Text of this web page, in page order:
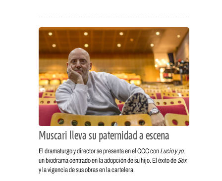
Muscari lleva su paternidad a escena
El dramaturgo y director se presenta en el CCC con Lucio y yo,
un biodrama centrado en la adopción de su hijo. El éxito de Sex
y la vigencia de sus obras en la cartelera.